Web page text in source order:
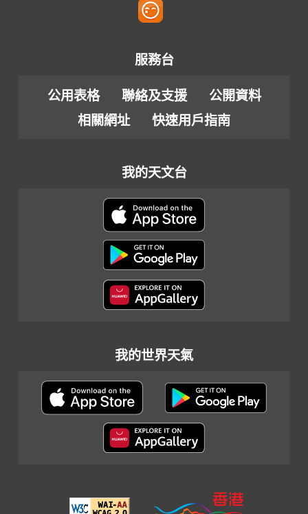
服務台
公用表格 聯絡及支援
公開資料
相關網址
快速用戶指南
我的天文台
我的世界天氣